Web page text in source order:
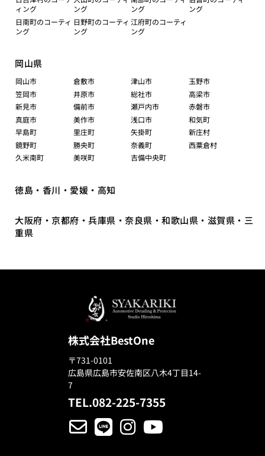
ィング
ング
ング
ング
日南町のコーティ
ング
日野町のコーティ
ング
江府町のコーティ
ング
岡山県
岡山市 倉敷市 津山市
玉野市
笠岡市
井原市 総社市
高梁市
新見市
備前市 瀬戸内市
赤磐市
真庭市
美作市 浅口市
和気町
早島町
里庄町 矢掛町
新庄村
鏡野町
勝央町 奈義町
西粟倉村
久米南町
美咲町 吉備中央町
徳島・香川・愛媛・高知
大阪府・京都府・兵庫県・奈良県・和歌山県・滋賀県・三
重県
株式会社BestOne
〒731-0101
広島県広島市安佐南区八木4丁目14-
7
TEL.082-225-7355